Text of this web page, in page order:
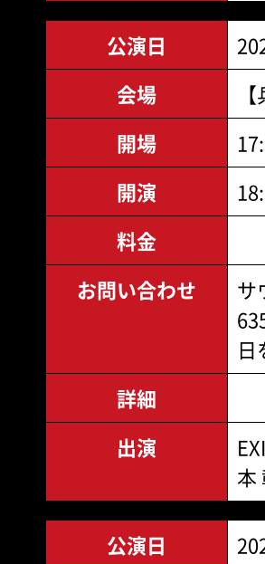
公演日
会場
開場
開演
料金
お問い合わせ
サ
詳細
出演
本
公演日